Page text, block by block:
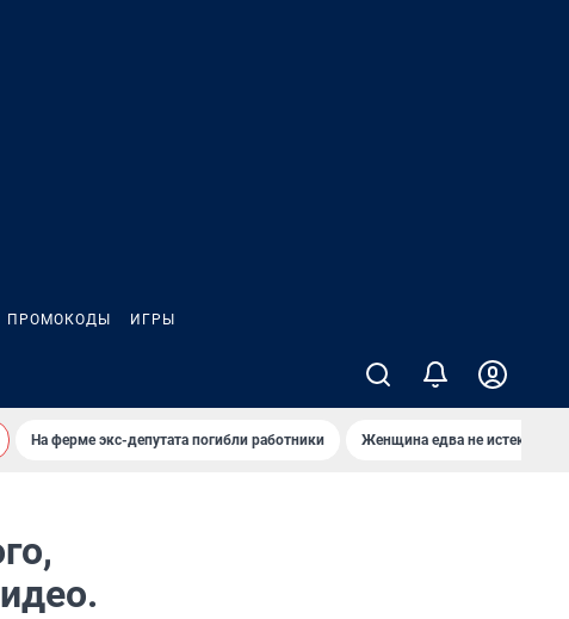
ПРОМОКОДЫ ИГРЫ
На ферме экс-депутата погибли работники Женщина едва не истекла